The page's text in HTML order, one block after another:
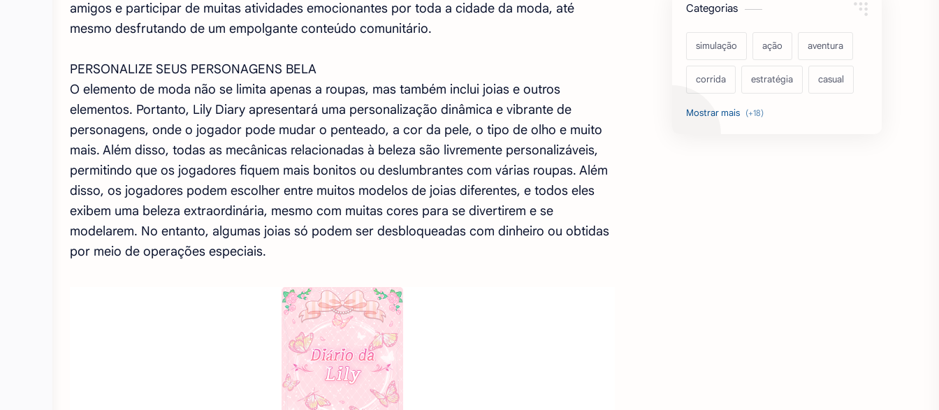
amigos e participar de muitas atividades emocionantes por toda a cidade da moda, até
mesmo desfrutando de um empolgante conteúdo comunitário.
PERSONALIZE SEUS PERSONAGENS BELA
O elemento de moda não se limita apenas a roupas, mas também inclui joias e outros
elementos. Portanto, Lily Diary apresentará uma personalização dinâmica e vibrante de
personagens, onde o jogador pode mudar o penteado, a cor da pele, o tipo de olho e muito
mais. Além disso, todas as mecânicas relacionadas à beleza são livremente personalizáveis,
permitindo que os jogadores fiquem mais bonitos ou deslumbrantes com várias roupas. Além
disso, os jogadores podem escolher entre muitos modelos de joias diferentes, e todos eles
exibem uma beleza extraordinária, mesmo com muitas cores para se divertirem e se
modelarem. No entanto, algumas joias só podem ser desbloqueadas com dinheiro ou obtidas
por meio de operações especiais.
Categorias
simulação ação aventura
corrida estratégia casual
acarde esportes